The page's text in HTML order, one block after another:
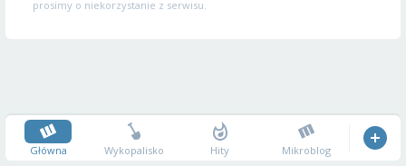
prosimy o niekorzystanie z serwisu.
Główna Wykopalisko Hity Mikroblog